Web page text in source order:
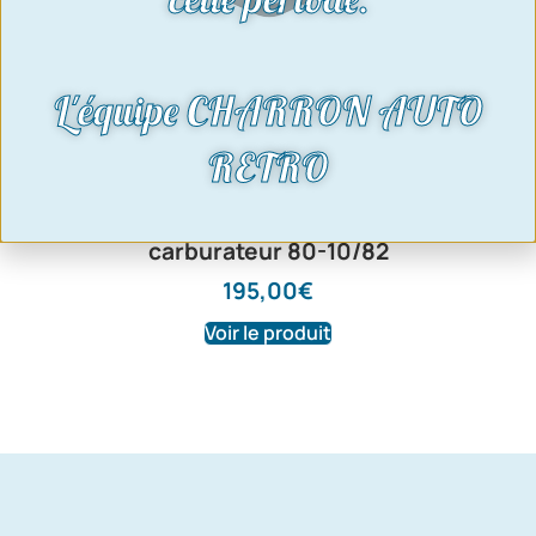
carburateur 80-10/82
195,00€
Voir le produit
L'équipe CHARRON AUTO
RETRO